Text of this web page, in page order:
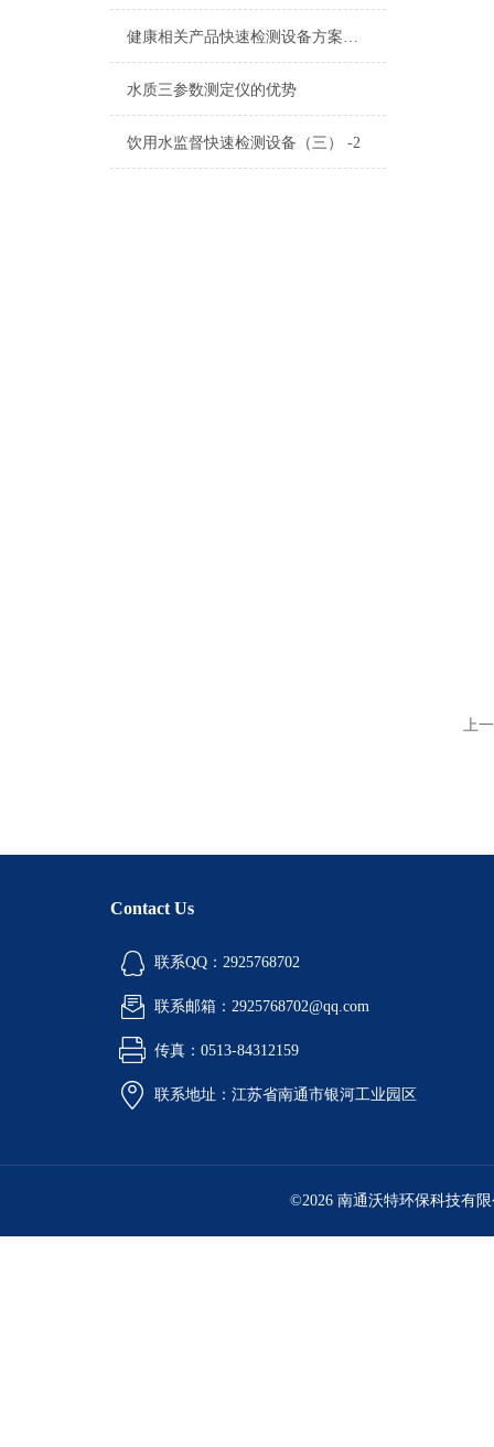
健康相关产品快速检测设备方案（二）
水质三参数测定仪的优势
饮用水监督快速检测设备（三） -2
上
Contact Us
联系QQ：2925768702
联系邮箱：2925768702@qq.com
传真：0513-84312159
联系地址：江苏省南通市银河工业园区
©2026 南通沃特环保科技有